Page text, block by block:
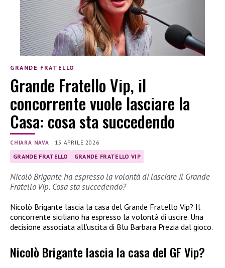
GRANDE FRATELLO
Grande Fratello Vip, il
concorrente vuole lasciare la
Casa: cosa sta succedendo
CHIARA NAVA | 15 APRILE 2026
GRANDE FRATELLO GRANDE FRATELLO VIP
Nicolò Brigante ha espresso la volontà di lasciare il Grande
Fratello Vip. Cosa sta succedendo?
Nicolò Brigante lascia la casa del Grande Fratello Vip? Il
concorrente siciliano ha espresso la volontà di uscire. Una
decisione associata all’uscita di Blu Barbara Prezia dal gioco.
Nicolò Brigante lascia la casa del GF Vip?